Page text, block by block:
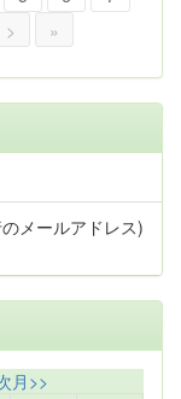
> »
メールアドレス)
月>>